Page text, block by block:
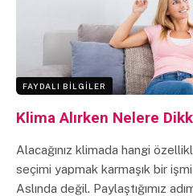
FAYDALI BILGILER
Klima Alırken Nelere
Alacağınız klimada hangi
seçimi yapmak karmaşık bir
Aslında değil. Paylaştığımız